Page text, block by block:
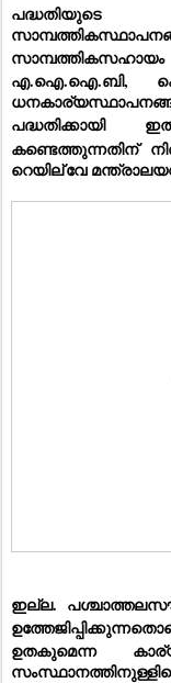
പദ്ധതിയുടെ
എ.ഐ.ഐ.ബി,
പദ്ധതിക്കായി
കണ്ടെത്തുന്നതിന്
റെയില്വേ
ഇല്ല.
ഉതകുമെന്ന